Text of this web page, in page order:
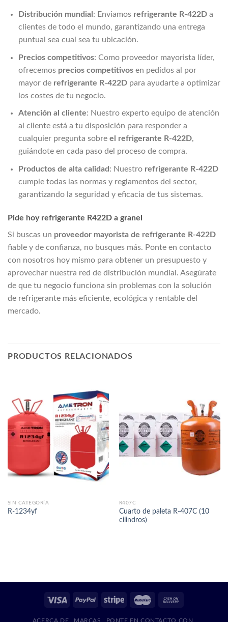
Distribución mundial : Enviamos refrigerante R-422Da
clientes de todo el mundo, garantizando una entrega
puntual sea cual sea tu ubicación.
Precios competitivos: Como proveedor mayorista líder,
ofrecemos precios competitivosen pedidos al por
mayor de refrigerante R-422Dpara ayudarte a optimizar
los costes de tu negocio.
Atención al cliente: Nuestro experto equipo de atención
al cliente está a tu disposición para responder a
cualquier pregunta sobre el refrigerante R-422D,
guiándote en cada paso del proceso de compra.
Productos de alta calidad : Nuestro refrigerante R-422D
cumple todas las normas y reglamentos del sector,
garantizando la seguridad y eficacia de tus sistemas.
Pide hoy refrigerante R422D a granel
Si buscas un proveedor mayorista de refrigerante R-422D
fiable y de confianza, no busques más. Ponte en contacto
con nosotros hoy mismo para obtener un presupuesto y
aprovechar nuestra red de distribución mundial. Asegúrate
de que tu negocio funciona sin problemas con la solución
de refrigerante más eficiente, ecológica y rentable del
mercado.
PRODUCTOS RELACIONADOS
SIN CATEGORÍA
R-1234yf
R407C
Cuarto de paleta R-407C (10
cilindros)
ACERCA DE MARCAS PONTE EN CONTACTO CON